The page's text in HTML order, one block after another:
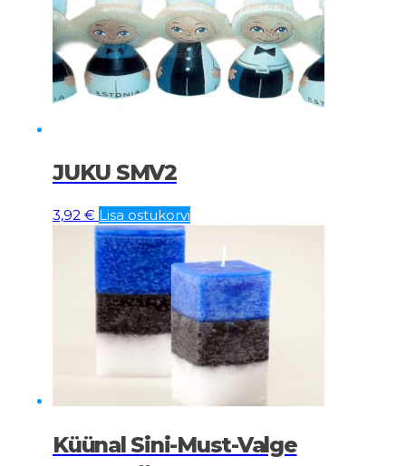
JUKU SMV2
3,92 € Lisa ostukorvi
Küünal Sini-Must-Valge